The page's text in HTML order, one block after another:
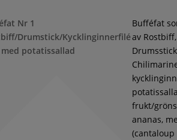
Nr 1
Drumstick/Kycklinginnerfilé
potatissallad
Bufféfat
av Rostbiff,
frukt/
ananas,
(cantaloup